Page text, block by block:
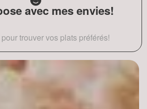
avec mes envies!
trouver vos plats préférés!